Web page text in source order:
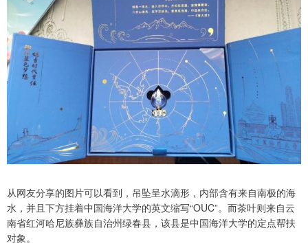
从网友分享的图片可以看到，吊坠呈水滴形，内部含有来自南极的海
水，并且下方挂着中国海洋大学的英文缩写“OUC”。而茶叶则来自云
南省红河哈尼族彝族自治州绿春县，该县是中国海洋大学的定点帮扶
对象。